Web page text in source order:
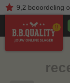
9,2 beoordeling